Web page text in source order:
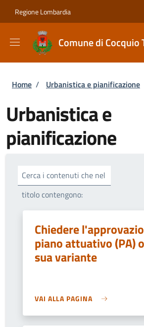
Regione Lombardia
Comune di Cocquio
Briciole di pane
Home / Urbanistica e pianificazione
Urbanistica e
pianificazione
Cerca i contenuti che nel
titolo contengono:
Chiedere
piano attuativo (PA)
sua variante
VAI ALLA PAGINA